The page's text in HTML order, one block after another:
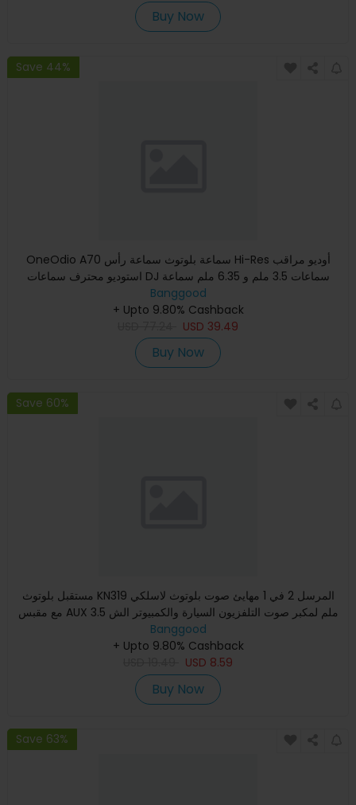
Buy Now
Save 44%
OneOdio A70 سماعة بلوتوث سماعة رأس Hi-Res أوديو مراقب
استوديو محترف سماعات DJ سماعات 3.5 ملم و 6.35 ملم سماعة
رأس لاسلكي
Banggood
+ Upto 9.80% Cashback
USD 39.49
Buy Now
Save 60%
مستقبل بلوتوث KN319 المرسل 2 في 1 مهايئ صوت بلوتوث لاسلكي
مع مقبس AUX 3.5 ملم لمكبر صوت التلفزيون السيارة والكمبيوتر الش
Banggood
+ Upto 9.80% Cashback
USD 8.59
Buy Now
Save 63%